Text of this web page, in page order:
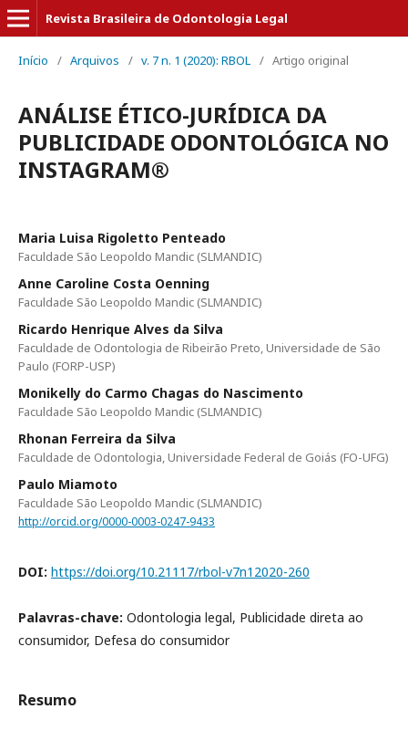
Revista Brasileira de Odontologia Legal
Início / Arquivos / v. 7 n. 1 (2020): RBOL / Artigo original
ANÁLISE ÉTICO-JURÍDICA DA
PUBLICIDADE ODONTOLÓGICA NO
INSTAGRAM®
Maria Luisa Rigoletto Penteado
Faculdade São Leopoldo Mandic (SLMANDIC)
Anne Caroline Costa Oenning
Faculdade São Leopoldo Mandic (SLMANDIC)
Ricardo Henrique Alves da Silva
Faculdade de Odontologia de Ribeirão Preto, Universidade de São
Paulo (FORP-USP)
Monikelly do Carmo Chagas do Nascimento
Faculdade São Leopoldo Mandic (SLMANDIC)
Rhonan Ferreira da Silva
Faculdade de Odontologia, Universidade Federal de Goiás (FO-UFG)
Paulo Miamoto
Faculdade São Leopoldo Mandic (SLMANDIC)
http://orcid.org/0000-0003-0247-9433
DOI: https://doi.org/10.21117/rbol-v7n12020-260
Palavras-chave: Odontologia legal, Publicidade direta ao
consumidor, Defesa do consumidor
Resumo